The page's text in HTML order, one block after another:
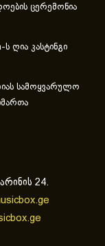
ცერემონია
ღია კასტინგი
სამოყვარულო
24.